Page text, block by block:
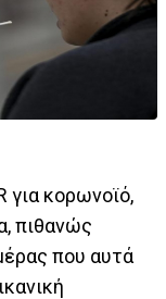
για κορωνοϊό,
πιθανώς
που αυτά